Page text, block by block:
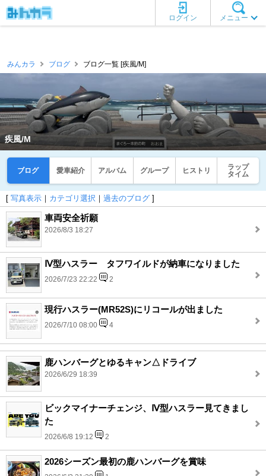
メニュー
ログイン
みんカラ ブログ ブログ一覧 [疾風/M]
疾風/M
ブログ 愛車紹介 アルバム グループ ヒストリ
ラップ
タイム
[ 写真表示 ｜ カテゴリ選択 ｜ 過去のブログ ]
車両安全祈願
2026/8/3 18:27
Ⅳ型ハスラー タフワイルドが納車になりました
2026/7/23 22:22 2
現行ハスラー(MR52S)にリコールが出ました
2026/7/10 08:00 4
鹿ハンバーグとゆるキャン△ドライブ
2026/6/29 18:39
ビックマイナーチェンジ、Ⅳ型ハスラー見てきまし
た
2026/6/8 19:12 2
2026シーズン最初の鹿ハンバーグを賞味